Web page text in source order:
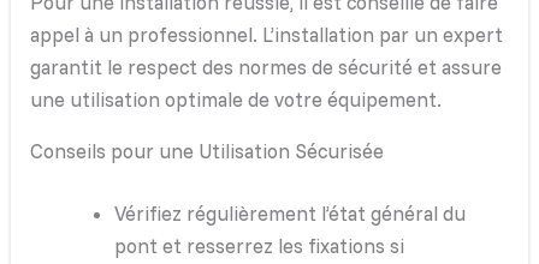
appel à un professionnel. L’installation par un expert
garantit le respect des normes de sécurité et assure
une utilisation optimale de votre équipement.
Conseils pour une Utilisation Sécurisée
Vérifiez régulièrement l’état général du
pont et resserrez les fixations si